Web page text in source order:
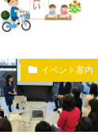
イベント案内